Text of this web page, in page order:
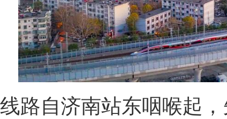
线路自济南站东咽喉起